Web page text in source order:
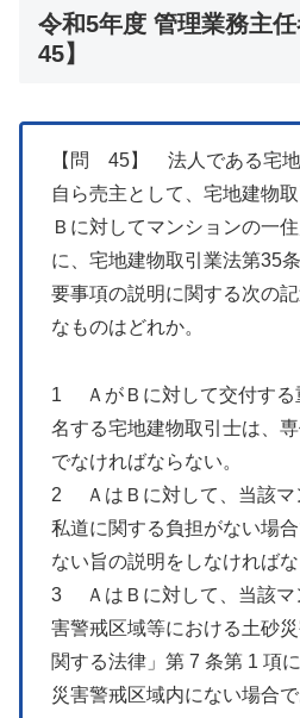
令和5年度 管理業務主
45】
【問 45】 法人である宅地
自ら売主として、宅地建物
Ｂに対してマンションの一
に、宅地建物取引業法第35
要事項の説明に関する次の
なものはどれか。
1 ＡがＢに対して交付する
名する宅地建物取引士は、
でなければならない。
2 ＡはＢに対して、当該マ
私道に関する負担がない場
ない旨の説明をしなければな
3 ＡはＢに対して、当該マ
害警戒区域等における土砂
関する法律」第 7 条第 1 項
災害警戒区域内にない場合